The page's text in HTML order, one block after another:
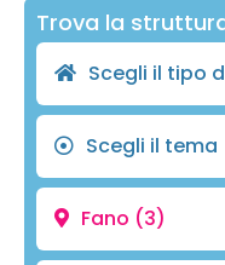
Trova la
Scegli il tipo
Scegli il tema
Fano (3)